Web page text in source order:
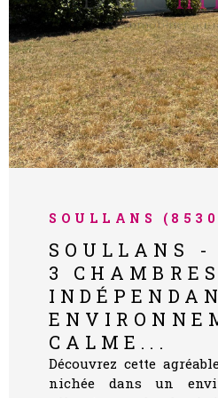
SOULLANS
SOULLANS -
3
CALME...
Découvrez cette
nichée dans un